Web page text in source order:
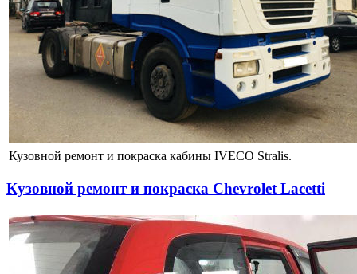
Кузовной ремонт и покраска кабины IVECO Stralis.
Кузовной ремонт и покраска Chevrolet Lacetti